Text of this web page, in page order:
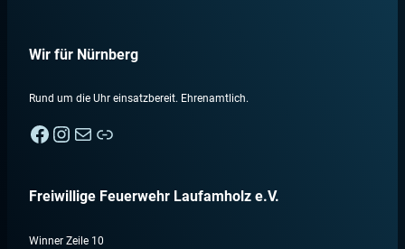
Wir für Nürnberg
Rund um die Uhr einsatzbereit. Ehrenamtlich.
Facebook Instagram E-Mail Nebenan
Freiwillige Feuerwehr Laufamholz e.V.
Winner Zeile 10